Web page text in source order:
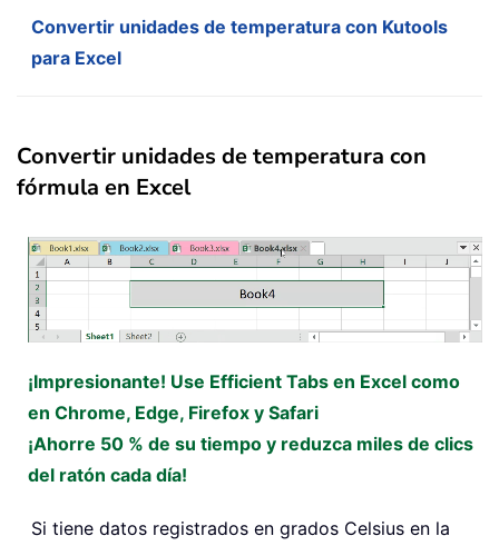
Convertir unidades de temperatura con Kutools
para Excel
Convertir unidades de temperatura con
fórmula en Excel
¡Impresionante! Use Efficient Tabs en Excel como
en Chrome, Edge, Firefox y Safari
¡Ahorre 50 % de su tiempo y reduzca miles de clics
del ratón cada día!
Si tiene datos registrados en grados Celsius en la